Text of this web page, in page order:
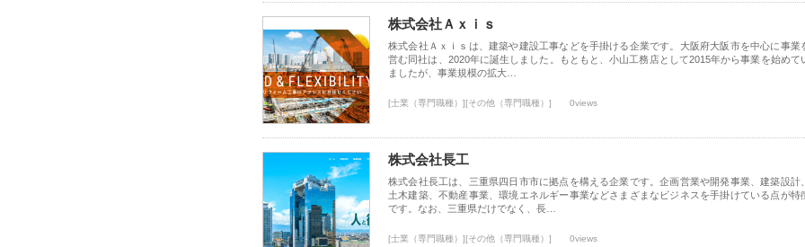
株式会社Ａｘｉｓ
株式会社Ａｘｉｓは、建築や建設工事などを手掛ける企業です。大阪府大阪市を中心に事業
営む同社は、2020年に誕生しました。もともと、小山工務店として2015年から事業を始めて
ましたが、事業規模の拡大…
[士業（専門職種）][その他（専門職種）] 0views
株式会社長工
株式会社長工は、三重県四日市市に拠点を構える企業です。企画営業や開発事業、建築設計、
土木建築、不動産事業、環境エネルギー事業などさまざまなビジネスを手掛けている点が特
です。なお、三重県だけでなく、長…
[士業（専門職種）][その他（専門職種）] 0views